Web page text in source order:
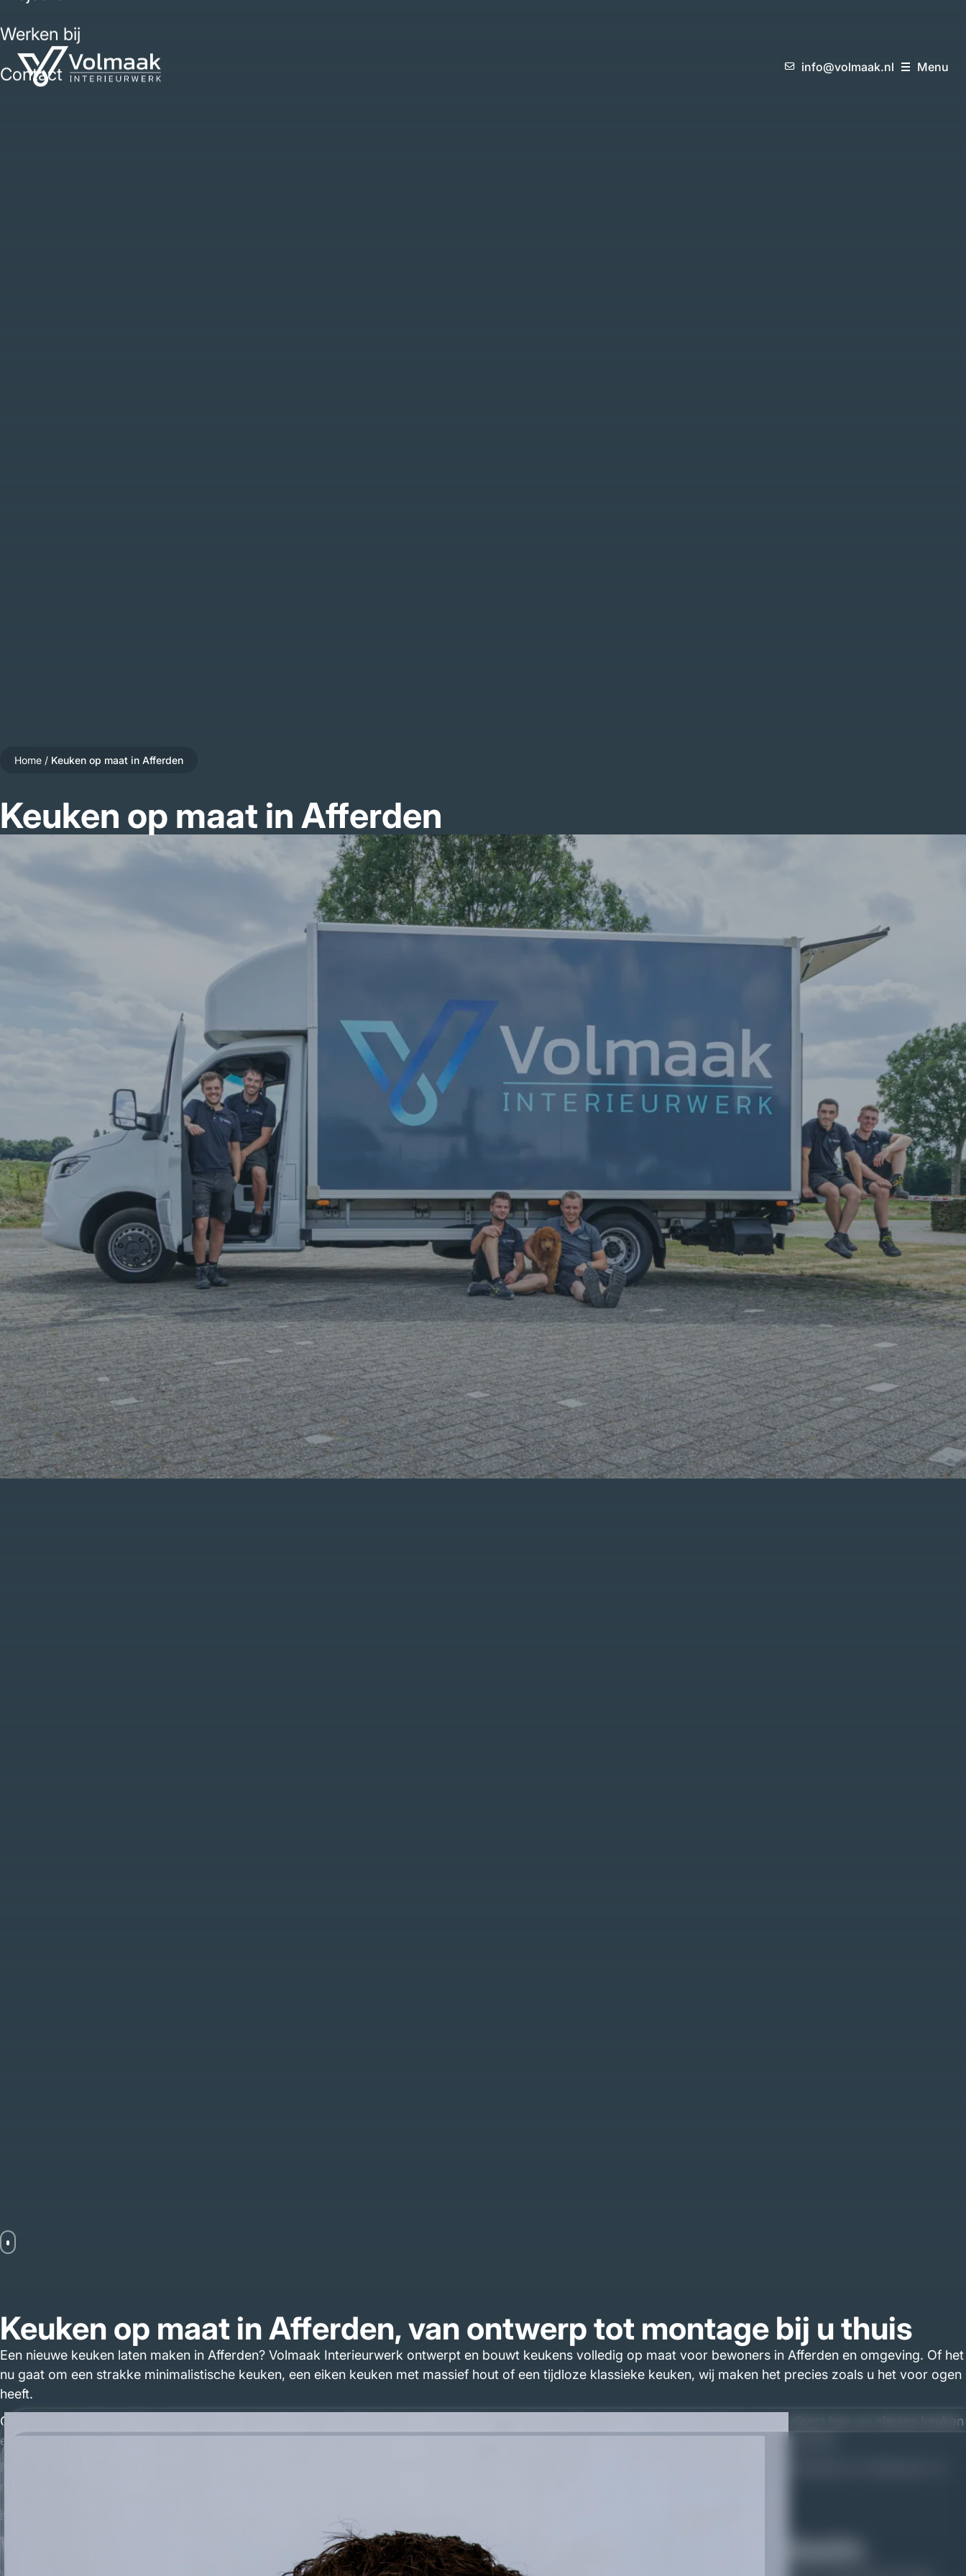
Werken bij
Contact
info@volmaak.nl Menu
Home / Keuken op maat in Afferden
Keuken op maat in Afferden
Keuken op maat in Afferden, van ontwerp tot montage bij u thuis
Een nieuwe keuken laten maken in Afferden? Volmaak Interieurwerk ontwerpt en bouwt keukens volledig op maat voor bewoners in Afferden en omgeving. Of het
nu gaat om een strakke minimalistische keuken, een eiken keuken met massief hout of een tijdloze klassieke keuken, wij maken het precies zoals u het voor ogen
heeft.
Ons proces is eenvoudig en transparant. U wordt uitgenodigd in onze werkplaats voor een live 3D-ontwerp op groot scherm. U ziet direct hoe uw nieuwe keuken
eruitziet, nog voordat er iets gebouwd wordt. Daarna ontvangt u een heldere offerte zonder verborgen kosten, elk onderdeel apart vermeld.
Wie wij zijn, keukenmakers uit Brabant met eigen werkplaats